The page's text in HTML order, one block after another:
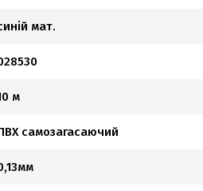
мат.
м
самозагасаючий